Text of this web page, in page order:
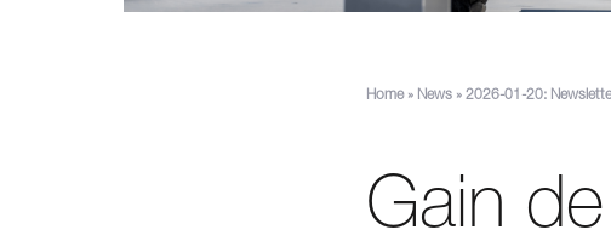
Home» News » 2026-01-20:
Gain